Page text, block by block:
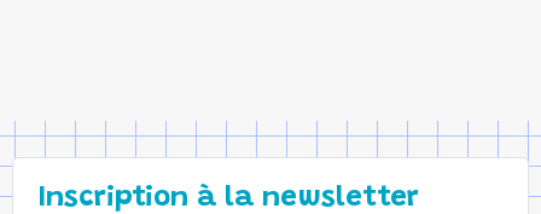
Inscription à la newsletter